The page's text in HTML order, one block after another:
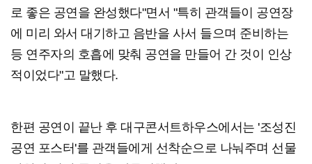
로 좋은 공연을 완성했다"면서 "특히 관객들이 공연장
에 미리 와서 대기하고 음반을 사서 들으며 준비하는
등 연주자의 호흡에 맞춰 공연을 만들어 간 것이 인상
적이었다"고 말했다.
한편 공연이 끝난 후 대구콘서트하우스에서는 '조성진
공연 포스터'를 관객들에게 선착순으로 나눠주며 선물